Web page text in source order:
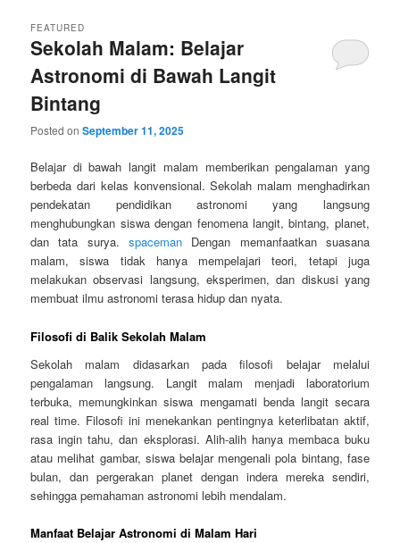
Sekolah Malam: Belajar
Astronomi di Bawah Langit
Bintang
FEATURED
Posted onSeptember 11, 2025
Belajar di bawah langit malam memberikan pengalaman yang
berbeda dari kelas konvensional. Sekolah malam menghadirkan
pendekatan pendidikan astronomi yang langsung
menghubungkan siswa dengan fenomena langit, bintang, planet,
dan tata surya. spaceman Dengan memanfaatkan suasana
malam, siswa tidak hanya mempelajari teori, tetapi juga
melakukan observasi langsung, eksperimen, dan diskusi yang
membuat ilmu astronomi terasa hidup dan nyata.
Filosofi di Balik Sekolah Malam
Sekolah malam didasarkan pada filosofi belajar melalui
pengalaman langsung. Langit malam menjadi laboratorium
terbuka, memungkinkan siswa mengamati benda langit secara
real time. Filosofi ini menekankan pentingnya keterlibatan aktif,
rasa ingin tahu, dan eksplorasi. Alih-alih hanya membaca buku
atau melihat gambar, siswa belajar mengenali pola bintang, fase
bulan, dan pergerakan planet dengan indera mereka sendiri,
sehingga pemahaman astronomi lebih mendalam.
Manfaat Belajar Astronomi di Malam Hari